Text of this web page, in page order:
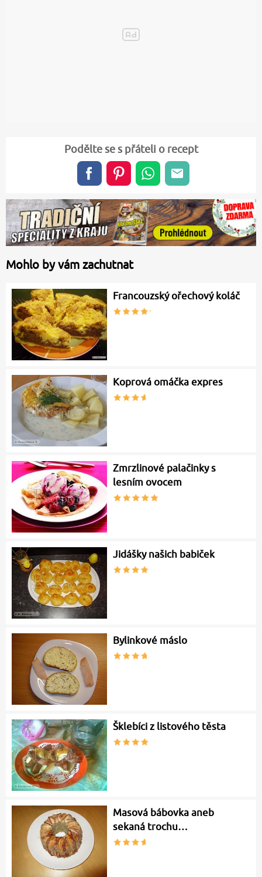
Podělte se s přáteli o recept
Mohlo by vám zachutnat
Francouzský ořechový koláč
Koprová omáčka expres
Zmrzlinové palačinky s
lesním ovocem
Jidášky našich babiček
Bylinkové máslo
Šklebíci z listového těsta
Masová bábovka aneb
sekaná trochu…